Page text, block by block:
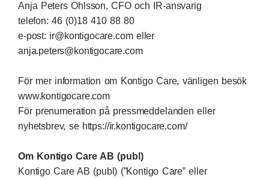
Anja Peters Ohlsson, CFO och IR-ansvarig
telefon: 46 (0)18 410 88 80
e-post: ir@kontigocare.comeller
anja.peters@kontigocare.com
För mer information om Kontigo Care, vänligen besök
www.kontigocare.com
För prenumeration på pressmeddelanden eller
nyhetsbrev, se https://ir.kontigocare.com/
Om Kontigo Care AB (publ)
Kontigo Care AB (publ) (”Kontigo Care” eller